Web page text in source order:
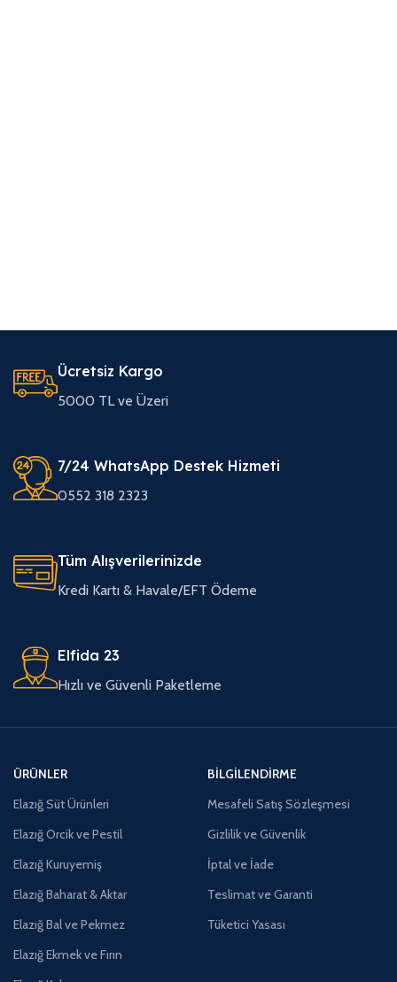
Ücretsiz Kargo
5000 TL ve Üzeri
7/24 WhatsApp Destek Hizmeti
0552 318 2323
Tüm Alışverilerinizde
Kredi Kartı & Havale/EFT Ödeme
Elfida 23
Hızlı ve Güvenli Paketleme
ÜRÜNLER
Elazığ Süt Ürünleri
Elazığ Orcik ve Pestil
Elazığ Kuruyemiş
Elazığ Baharat & Aktar
Elazığ Bal ve Pekmez
Elazığ Ekmek ve Fırın
BILGILENDIRME
Mesafeli Satış Sözleşmesi
Gizlilik ve Güvenlik
İptal ve İade
Teslimat ve Garanti
Tüketici Yasası